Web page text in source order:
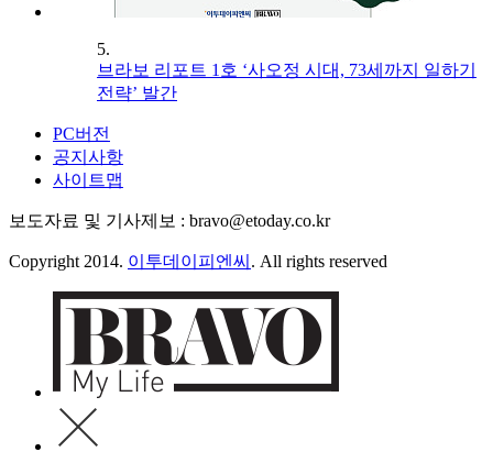
5.
브라보 리포트 1호 ‘사오정 시대, 73세까지 일하기
전략’ 발간
PC버전
공지사항
사이트맵
보도자료 및 기사제보 : bravo@etoday.co.kr
Copyright 2014. 이투데이피엔씨 . All rights reserved